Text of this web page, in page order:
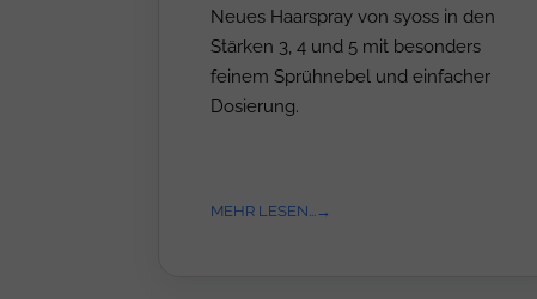
Neues Haarspray von syoss in den
Stärken 3, 4 und 5 mit besonders
feinem Sprühnebel und einfacher
Dosierung.
MEHR LESEN...